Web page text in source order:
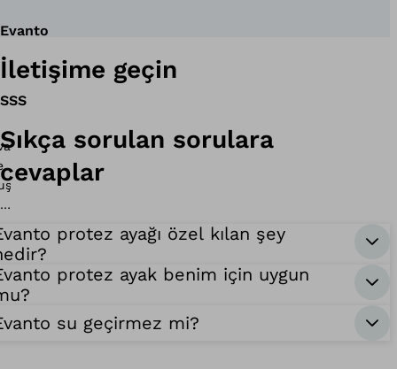
Evanto
İletişime geçin
SSS
Sıkça sorulan sorulara
cevaplar
protez ayağı özel kılan şey
protez ayak benim için uygun
su geçirmez mi?